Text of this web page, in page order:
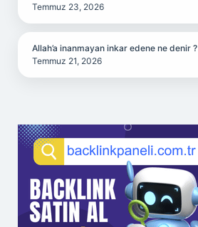
Temmuz 23, 2026
Allah’a inanmayan inkar edene ne denir ?
Temmuz 21, 2026